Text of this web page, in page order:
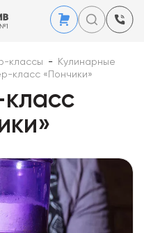
классы -
Кулинарные
класс «Пончики»